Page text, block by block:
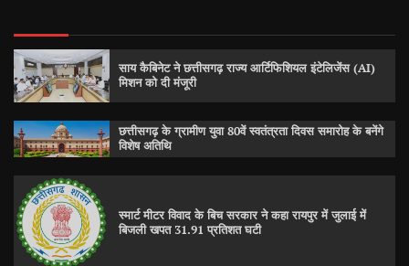
साय कैबिनेट ने छत्तीसगढ़ राज्य आर्टिफिशियल इंटेलिजेंस (AI)
मिशन को दी मंजूरी
छत्तीसगढ़ के ग्रामीण युवा 80वें स्वतंत्रता दिवस समारोह के बनेंगे
विशेष अतिथि
स्मार्ट मीटर विवाद के बिच सरकार ने कहा रायपुर में जुलाई में
बिजली खपत 31.91 प्रतिशत घटी